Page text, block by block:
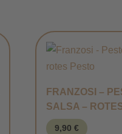
FRANZOSI –
SALSA –
9,90€